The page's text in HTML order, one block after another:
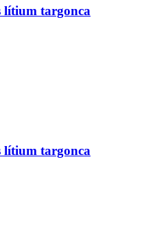
lítium targonca
lítium targonca